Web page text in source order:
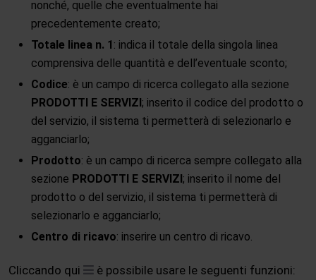
nonché, quelle che eventualmente hai
precedentemente creato;
Totale linea n. 1 : indica il totale della singola linea
comprensiva delle quantità e dell’eventuale sconto;
Codice: è un campo di ricerca collegato alla sezione
PRODOTTI E SERVIZI ; inserito il codice del prodotto o
del servizio, il sistema ti permetterà di selezionarlo e
agganciarlo;
Prodotto: è un campo di ricerca sempre collegato alla
sezione PRODOTTI E SERVIZI ; inserito il nome del
prodotto o del servizio, il sistema ti permetterà di
selezionarlo e agganciarlo;
Centro di ricavo: inserire un centro di ricavo.
Cliccando qui è possibile usare le seguenti funzioni: